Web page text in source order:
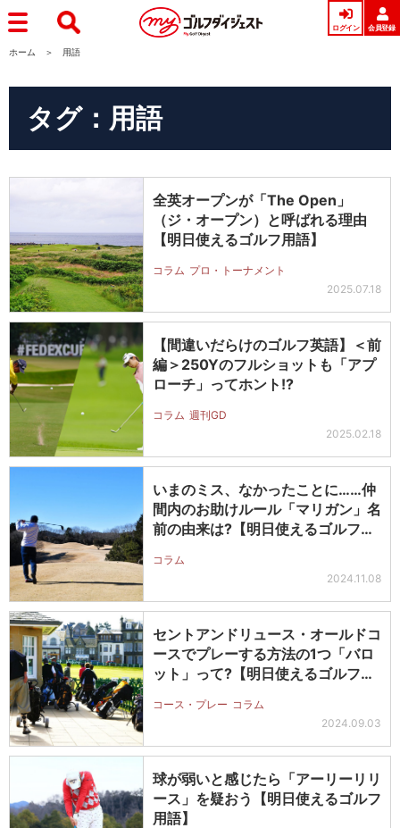
ログイン 会員登録
ホーム 用語
タグ：用語
全英オープンが「The Open」
（ジ・オープン）と呼ばれる理由
【明日使えるゴルフ用語】
コラム プロ・トーナメント
2025.07.18
【間違いだらけのゴルフ英語】＜前
編＞250Yのフルショットも「アプ
ローチ」ってホント!?
コラム 週刊GD
2025.02.18
いまのミス、なかったことに……仲
間内のお助けルール「マリガン」名
前の由来は?【明日使えるゴルフ用
コラム
2024.11.08
セントアンドリュース・オールドコ
ースでプレーする方法の1つ「バロ
ット」って?【明日使えるゴルフ用
コース・プレー コラム
2024.09.03
球が弱いと感じたら「アーリーリリ
ース」を疑おう【明日使えるゴルフ
用語】